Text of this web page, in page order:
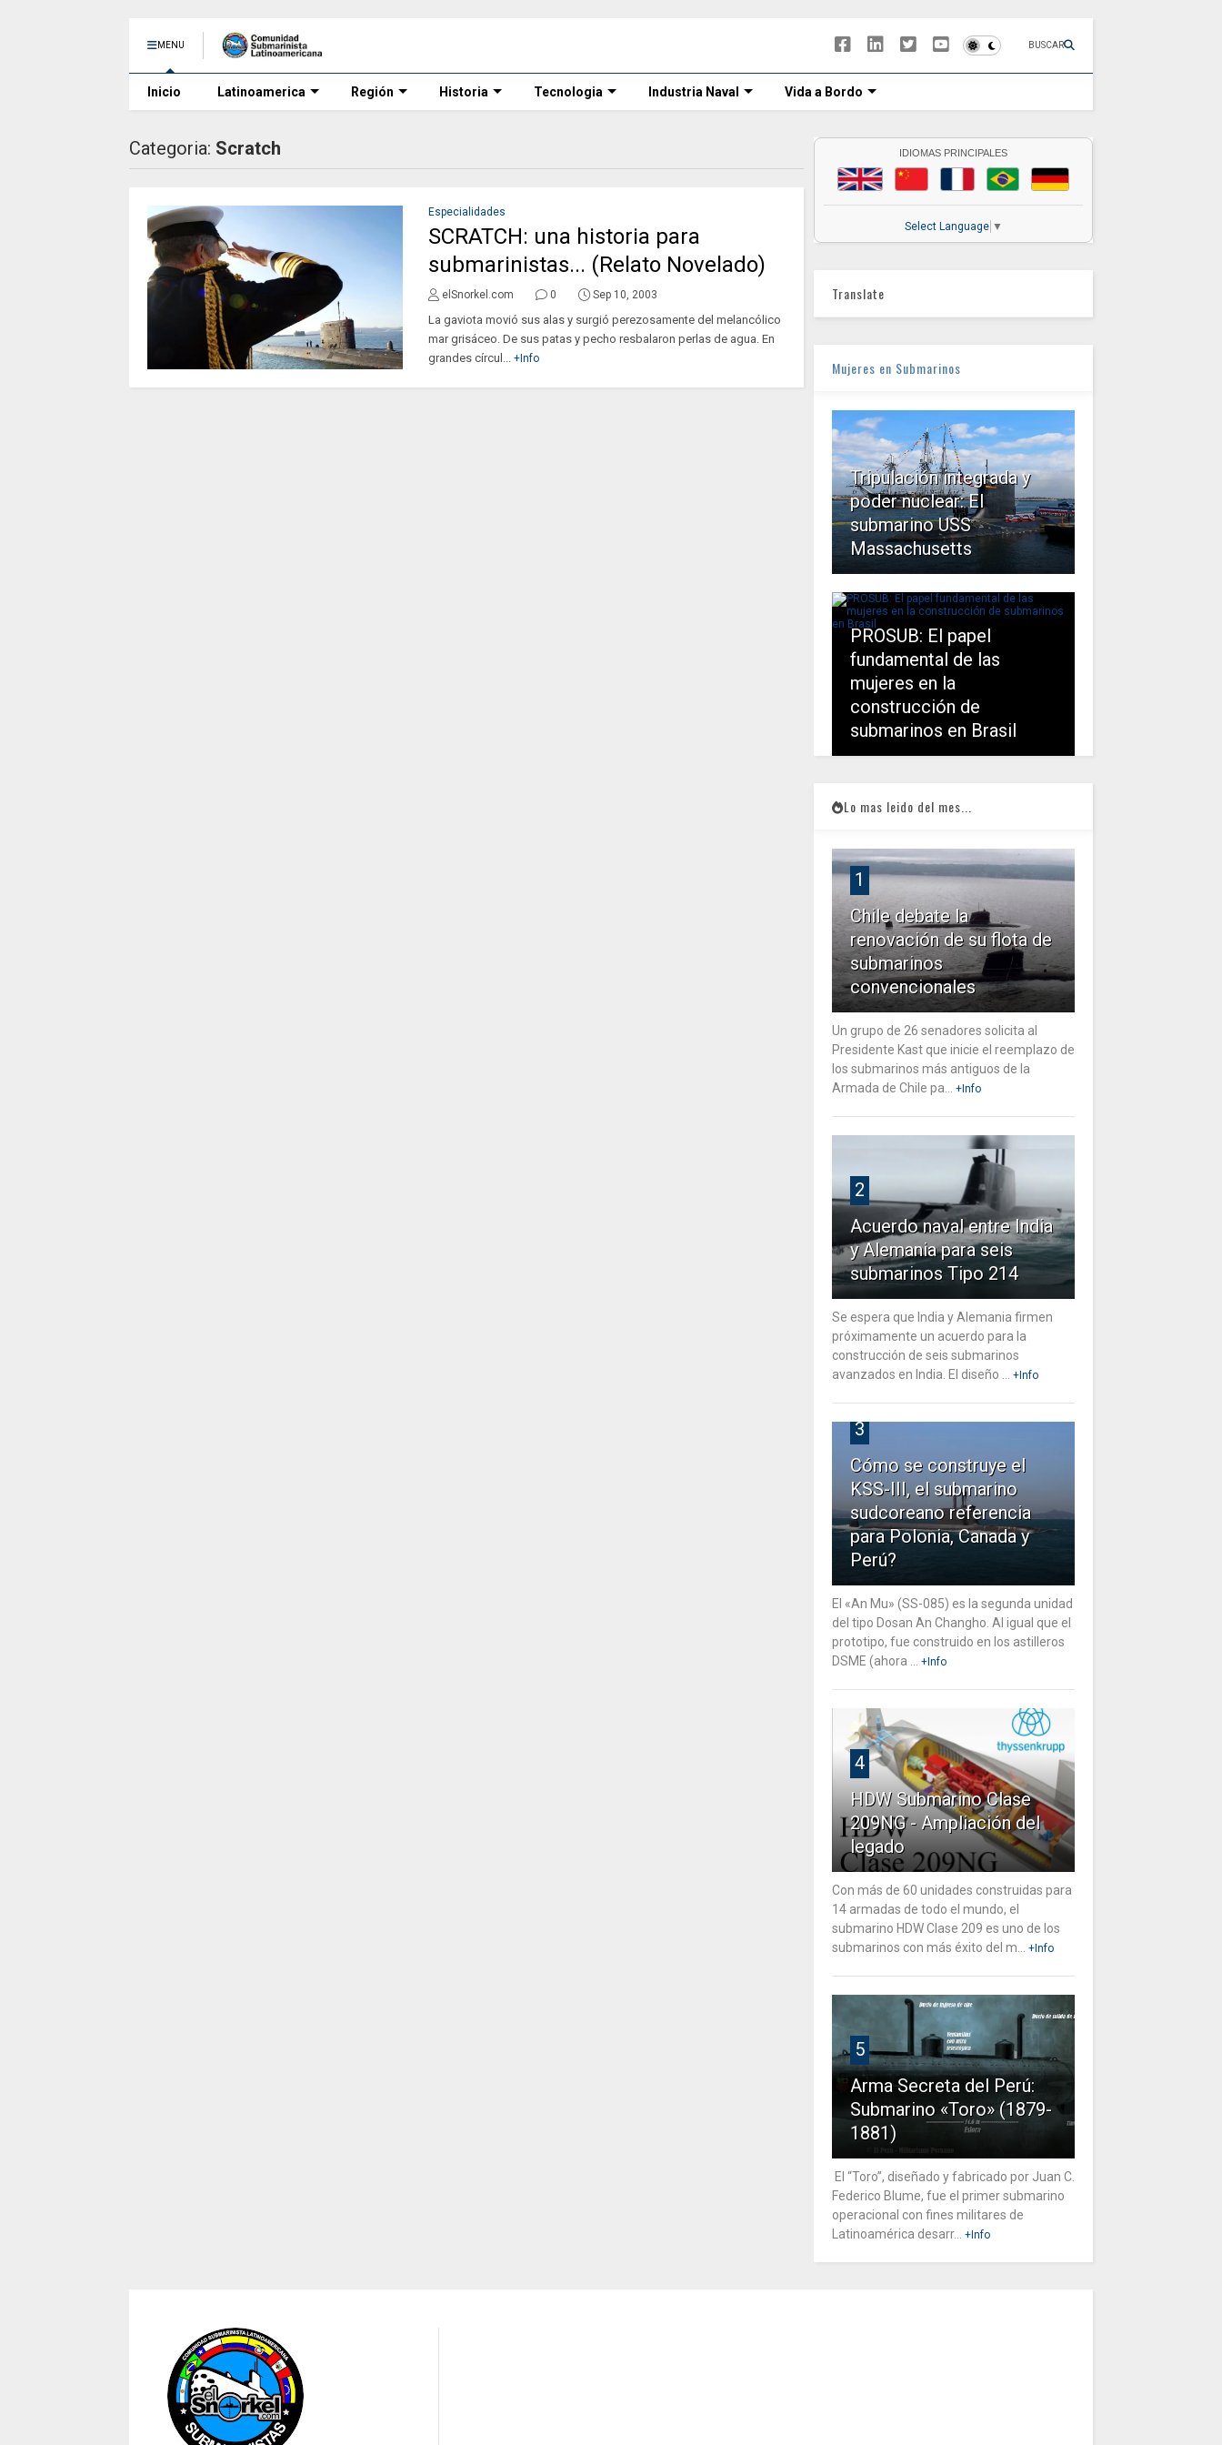
MENU BUSCAR
Inicio Latinoamerica Región Historia Tecnologia Industria Naval Vida a Bordo
Categoria: Scratch
Especialidades
SCRATCH: una historia para
submarinistas... (Relato Novelado)
elSnorkel.com 0 Sep 10, 2003
La gaviota movió sus alas y surgió perezosamente del melancólico
mar grisáceo. De sus patas y pecho resbalaron perlas de agua. En
grandes círcul... +Info
IDIOMAS PRINCIPALES
Select Language ▼
Translate
Mujeres en Submarinos
Tripulación integrada y
poder nuclear: El
submarino USS
Massachusetts
PROSUB: El papel
fundamental de las
mujeres en la
construcción de
submarinos en Brasil
Lo mas leido del mes...
1
Chile debate la
renovación de su flota de
submarinos
convencionales
Un grupo de 26 senadores solicita al
Presidente Kast que inicie el reemplazo de
los submarinos más antiguos de la
Armada de Chile pa...
+Info
2
Acuerdo naval entre India
y Alemania para seis
submarinos Tipo 214
Se espera que India y Alemania firmen
próximamente un acuerdo para la
construcción de seis submarinos
avanzados en India. El diseño ...
+Info
3
Cómo se construye el
KSS-III, el submarino
sudcoreano referencia
para Polonia, Canada y
Perú?
El «An Mu» (SS-085) es la segunda unidad
del tipo Dosan An Changho. Al igual que el
prototipo, fue construido en los astilleros
DSME (ahora ...
+Info
4
HDW Submarino Clase
209NG - Ampliación del
legado
Con más de 60 unidades construidas para
14 armadas de todo el mundo, el
submarino HDW Clase 209 es uno de los
submarinos con más éxito del m...
+Info
5
Arma Secreta del Perú:
Submarino «Toro» (1879-
1881)
El “Toro”, diseñado y fabricado por Juan C.
Federico Blume, fue el primer submarino
operacional con fines militares de
Latinoamérica desarr...
+Info